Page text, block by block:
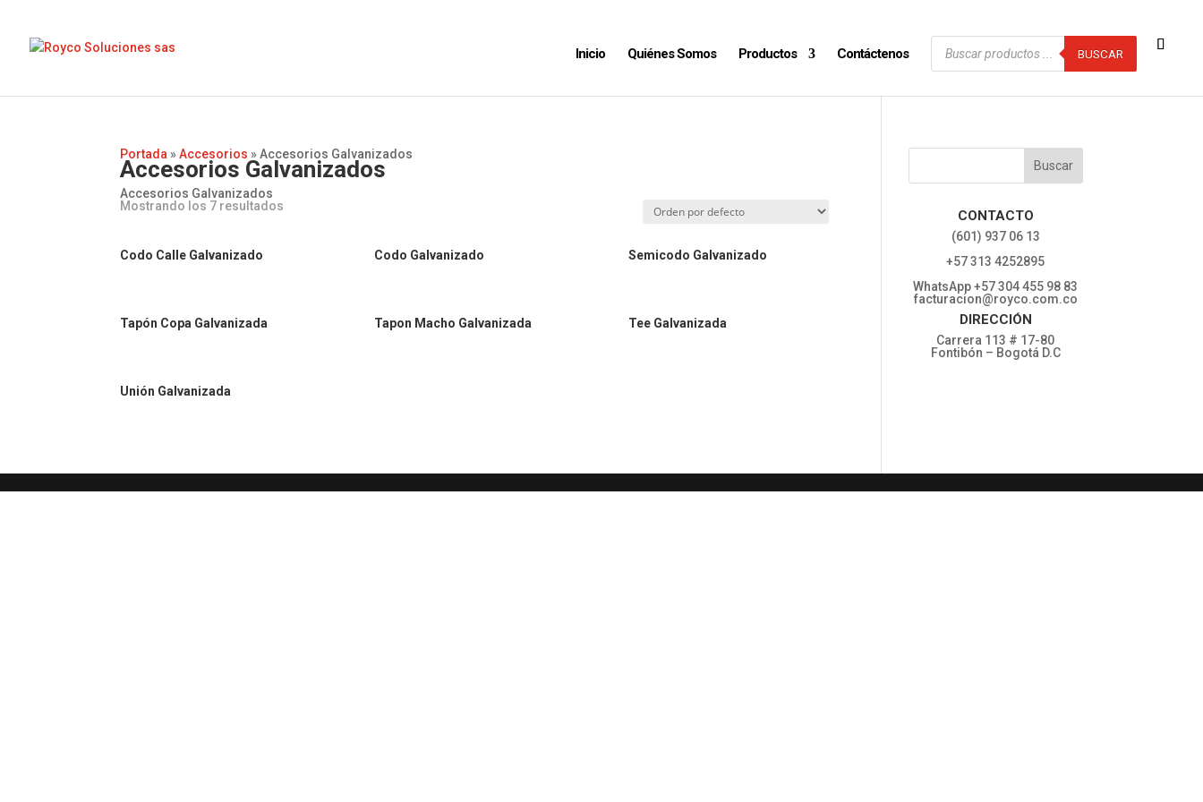
Inicio Quiénes Somos Productos Contáctenos
Búsqueda
BUSCAR
Portada »Accesorios »Accesorios Galvanizados
Accesorios Galvanizados
Accesorios Galvanizados
Mostrando los 7 resultados
Codo Calle Galvanizado Codo Galvanizado Semicodo Galvanizado
Tapón Copa Galvanizada Tapon Macho Galvanizada Tee Galvanizada
Unión Galvanizada
CONTACTO
‎(601) 937 06 13
‎+57 313 4252895
WhatsApp +57 304 455 98 83
facturacion@royco.com.co
DIRECCIÓN
Carrera 113 # 17-80
Fontibón – Bogotá D.C